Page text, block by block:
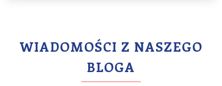
WIADOMOŚCI Z NASZEGO
BLOGA